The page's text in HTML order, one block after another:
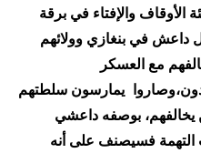
والإفتاء في برقة
داعش في بنغازي وولائهم
مع العسكر
يمارسون سلطتهم
بوصفه داعشي
التهمة فسيصنف على أنه